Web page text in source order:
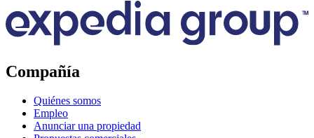
Compañía
Quiénes somos
Empleo
Anunciar una propiedad